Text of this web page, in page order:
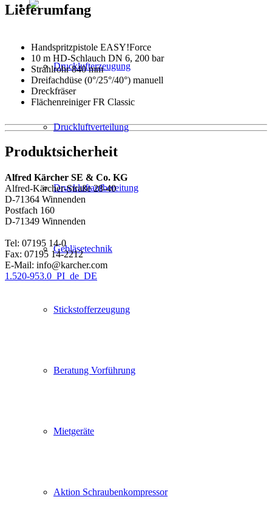
Drucklufterzeugung
Druckluftverteilung
Druckluftaufbereitung
Gebläsetechnik
Stickstofferzeugung
Beratung Vorführung
Mietgeräte
Aktion Schraubenkompressor
Lieferumfang
Handspritzpistole EASY!Force
10 m HD-Schlauch DN 6, 200 bar
Strahlrohr 840 mm
Dreifachdüse (0°/25°/40°) manuell
Dreckfräser
Flächenreiniger FR Classic
Produktsicherheit
Alfred Kärcher SE & Co. KG
Alfred-Kärcher-Straße 28-40
D-71364 Winnenden
Postfach 160
D-71349 Winnenden
Tel: 07195 14-0
Fax: 07195 14-2212
E-Mail: info@karcher.com
1.520-953.0_PI_de_DE